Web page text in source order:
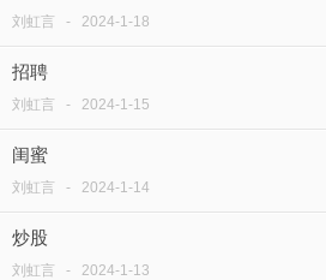
刘虹言 - 2024-1-18
招聘
刘虹言 - 2024-1-15
闺蜜
刘虹言 - 2024-1-14
炒股
刘虹言 - 2024-1-13